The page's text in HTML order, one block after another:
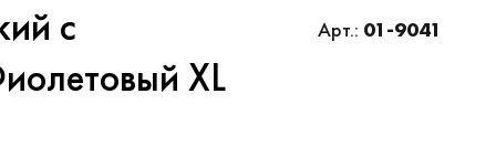
с
XL
Арт.: 01-9041